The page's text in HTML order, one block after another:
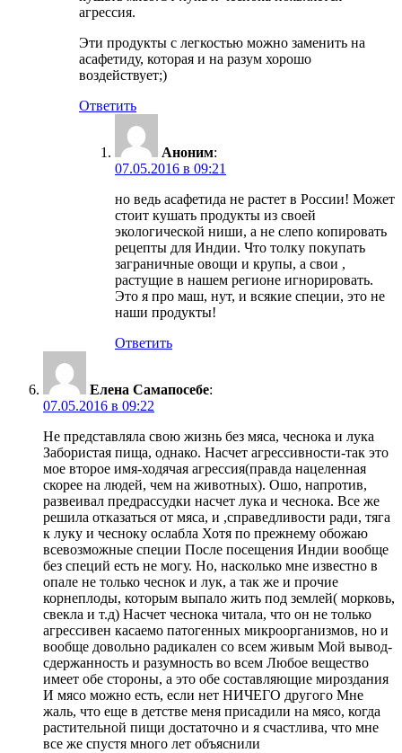
агрессия.
Эти продукты с легкостью можно заменить на
асафетиду, которая и на разум хорошо
воздействует;)
Ответить
Аноним:
07.05.2016 в 09:21
но ведь асафетида не растет в России! Может
стоит кушать продукты из своей
экологической ниши, а не слепо копировать
рецепты для Индии. Что толку покупать
заграничные овощи и крупы, а свои ,
растущие в нашем регионе игнорировать.
Это я про маш, нут, и всякие специи, это не
наши продукты!
Ответить
Елена Самапосебе:
07.05.2016 в 09:22
Не представляла свою жизнь без мяса, чеснока и лука
Забористая пища, однако. Насчет агрессивности-так это
мое второе имя-ходячая агрессия(правда нацеленная
скорее на людей, чем на животных). Ошо, напротив,
развеивал предрассудки насчет лука и чеснока. Все же
решила отказаться от мяса, и ,справедливости ради, тяга
к луку и чесноку ослабла Хотя по прежнему обожаю
всевозможные специи После посещения Индии вообще
без специй есть не могу. Но, насколько мне известно в
опале не только чеснок и лук, а так же и прочие
корнеплоды, которым выпало жить под землей( морковь,
свекла и т.д) Насчет чеснока читала, что он не только
агрессивен касаемо патогенных микроорганизмов, но и
вообще довольно радикален со всем живым Мой вывод-
сдержанность и разумность во всем Любое вещество
имеет обе стороны, а это обе составляющие мироздания
И мясо можно есть, если нет НИЧЕГО другого Мне
жаль, что еще в детстве меня присадили на мясо, когда
растительной пищи достаточно и я счастлива, что мне
все же спустя много лет объяснили